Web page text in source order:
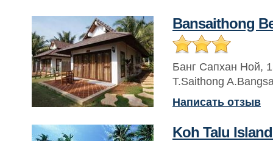
Bansaithong
Банг Сапхан Ной,
T.Saithong
Написать отзыв
Koh Talu